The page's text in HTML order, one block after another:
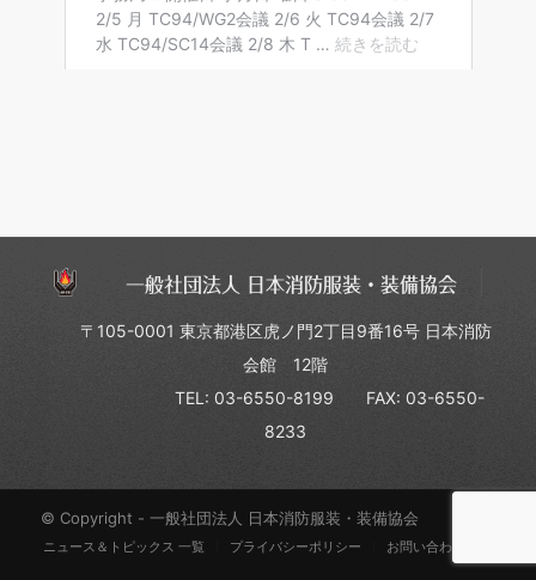
一般社団法人 日本消防服装・装備協会
〒105-0001 東京都港区虎ノ門2丁目9番16号 日本消防
会館 12階
TEL: 03-6550-8199
FAX: 03-6550-
8233
© Copyright - 一般社団法人 日本消防服装・装備協会
ニュース＆トピックス 一覧 プライバシーポリシー お問い合わせ